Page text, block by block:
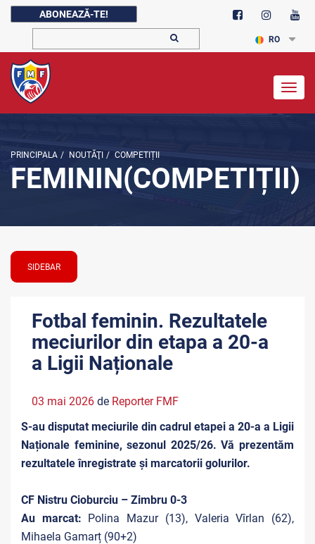
ABONEAZĂ-TE!
RO
PRINCIPALA / NOUTĂŢI / COMPETIȚII
FEMININ(COMPETIȚII)
SIDEBAR
Fotbal feminin. Rezultatele
meciurilor din etapa a 20-a
a Ligii Naționale
03 mai 2026 de Reporter FMF
S-au disputat meciurile din cadrul etapei a 20-a a Ligii
Naționale feminine, sezonul 2025/26. Vă prezentăm
rezultatele înregistrate și marcatorii golurilor.
CF Nistru Cioburciu – Zimbru 0-3
Au marcat: Polina Mazur (13), Valeria Vîrlan (62),
Mihaela Gamarț (90+2)